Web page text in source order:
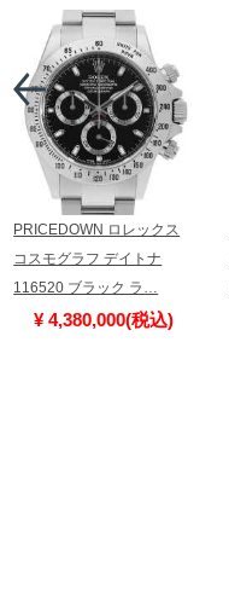
PRICEDOWN ロレックス
コスモグラフ デイトナ
116520 ブラック ラ…
¥ 4,380,000(税込)